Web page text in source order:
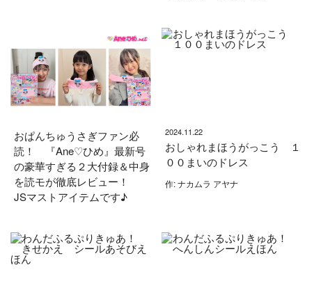
おぱんちゅうさぎファン必
読！ 『Ane♡ひめ』最新号
の豪華すぎる２大付録＆中身
を読モが徹底レビュー！
JSマストアイテムです♪
2024.11.22
おしゃれまほうがっこう １
００まいのドレス
作: ナカムラ アヤナ